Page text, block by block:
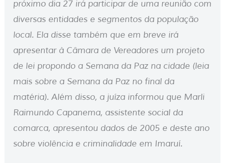
próximo dia 27 irá participar de uma reunião com
diversas entidades e segmentos da população
local. Ela disse também que em breve irá
apresentar à Câmara de Vereadores um projeto
de lei propondo a Semana da Paz na cidade (leia
mais sobre a Semana da Paz no final da
matéria). Além disso, a juíza informou que Marli
Raimundo Capanema, assistente social da
comarca, apresentou dados de 2005 e deste ano
sobre violência e criminalidade em Imaruí.